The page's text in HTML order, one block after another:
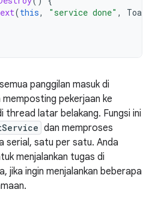
(this, "service done" , Toast
panggilan masuk di
memposting pekerjaan ke
thread latar belakang. Fungsi ini
dan memproses
serial, satu per satu. Anda
menjalankan tugas di
jika ingin menjalankan beberapa